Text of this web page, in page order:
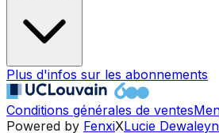
Plus d'infos sur les abonnements
Conditions générales de ventes
Powered by FenxiXLucie